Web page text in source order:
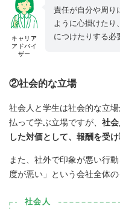
キャリア
アドバイ
ザー
責任が自分や周り
ように心掛けたり
につけたりする必
②社会的な立場
社会人と学生は社会的な立
払って学ぶ立場ですが、 社
した対価として、報酬を受
また、社外で印象が悪い行
度が悪い」という会社全体
社会人